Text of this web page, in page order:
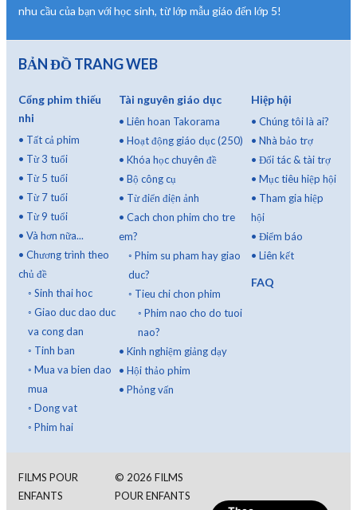
nhu cầu của bạn với học sinh, từ lớp mẫu giáo đến lớp 5!
BẢN ĐỒ TRANG WEB
Cổng phim thiếu
nhi
• Tất cả phim
• Từ 3 tuổi
• Từ 5 tuổi
• Từ 7 tuổi
• Từ 9 tuổi
• Và hơn nữa...
• Chương trình theo
chủ đề
◦ Sinh thai hoc
◦ Giao duc dao duc
va cong dan
◦ Tinh ban
◦ Mua va bien dao
mua
◦ Dong vat
◦ Phim hai
Tài nguyên giáo dục
• Liên hoan Takorama
• Hoạt động giáo dục (250)
• Khóa học chuyên đề
• Bộ công cụ
• Từ điển điện ảnh
• Cach chon phim cho tre
em?
◦ Phim su pham hay giao
duc?
◦ Tieu chi chon phim
◦ Phim nao cho do tuoi
nao?
• Kinh nghiệm giảng dạy
• Hội thảo phim
• Phỏng vấn
Hiệp hội
•Chúng tôi là ai?
•Nhà bảo trợ
•Đối tác & tài trợ
•Mục tiêu hiệp hội
• Tham gia hiệp
hội
•Điểm báo
•Liên kết
FAQ
FILMS POUR
ENFANTS
© 2026 FILMS
POUR ENFANTS